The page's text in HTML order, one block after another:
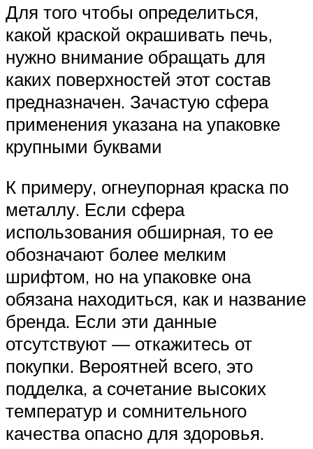
Для того чтобы определиться,
какой краской окрашивать печь,
нужно внимание обращать для
каких поверхностей этот состав
предназначен. Зачастую сфера
применения указана на упаковке
крупными буквами
К примеру, огнеупорная краска по
металлу. Если сфера
использования обширная, то ее
обозначают более мелким
шрифтом, но на упаковке она
обязана находиться, как и название
бренда. Если эти данные
отсутствуют — откажитесь от
покупки. Вероятней всего, это
подделка, а сочетание высоких
температур и сомнительного
качества опасно для здоровья.